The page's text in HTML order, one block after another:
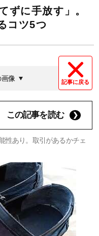
ずに手放す」。
コツ5つ
記事に戻る
画像
この記事を読む
性あり。取引があるかチェ